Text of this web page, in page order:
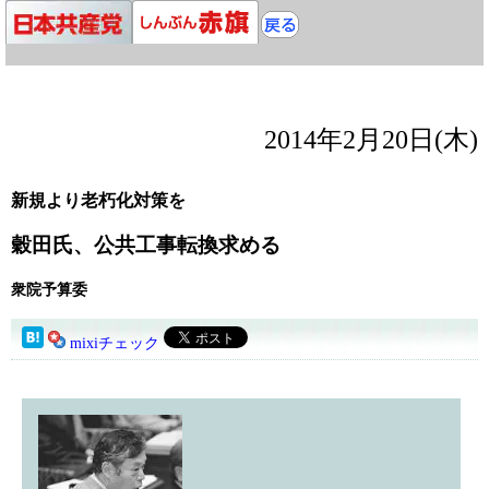
2014年2月20日(木)
新規より老朽化対策を
穀田氏、公共工事転換求める
衆院予算委
mixiチェック